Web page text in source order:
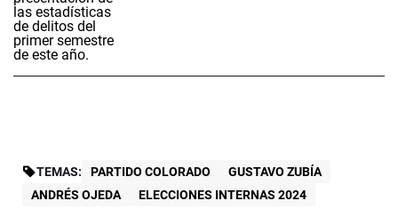
TEMAS: PARTIDO COLORADO
GUSTAVO ZUBÍA
ANDRÉS OJEDA
ELECCIONES INTERNAS 2024